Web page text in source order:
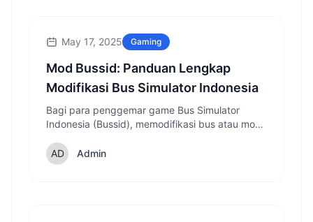
May 17, 2025 Gaming
Mod Bussid: Panduan Lengkap
Modifikasi Bus Simulator Indonesia
Bagi para penggemar game Bus Simulator
Indonesia (Bussid), memodifikasi bus atau mod
menyenangkan dan menantang
Admin